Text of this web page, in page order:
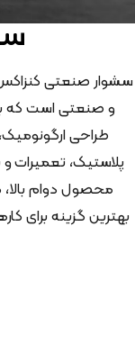
سشوار صنعتی کنزاکس
و صنعتی است که
طراحی
پلاستیک، تعمیرات
محصول دوام
بهترین گزینه